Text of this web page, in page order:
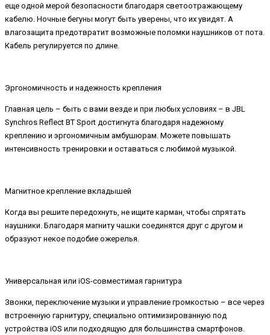
еще одной мерой безопасности благодаря светоотражающему
кабелю. Ночные бегуны могут быть уверены, что их увидят. А
влагозащита предотвратит возможные поломки наушников от пота.
Кабель регулируется по длине.
Эргономичность и надежность крепления
Главная цель – быть с вами везде и при любых условиях – в JBL
Synchros Reflect BT Sport достигнута благодаря надежному
креплению и эргономичным амбушюрам. Можете повышать
интенсивность тренировки и оставаться с любимой музыкой.
Магнитное крепление вкладышей
Когда вы решите передохнуть, не ищите карман, чтобы спрятать
наушники. Благодаря магниту чашки соединятся друг с другом и
образуют некое подобие ожерелья.
Универсальная или iOS-совместимая гарнитура
Звонки, переключение музыки и управление громкостью – все через
встроенную гарнитуру, специально оптимизированную под
устройства iOS или подходящую для большинства смартфонов.